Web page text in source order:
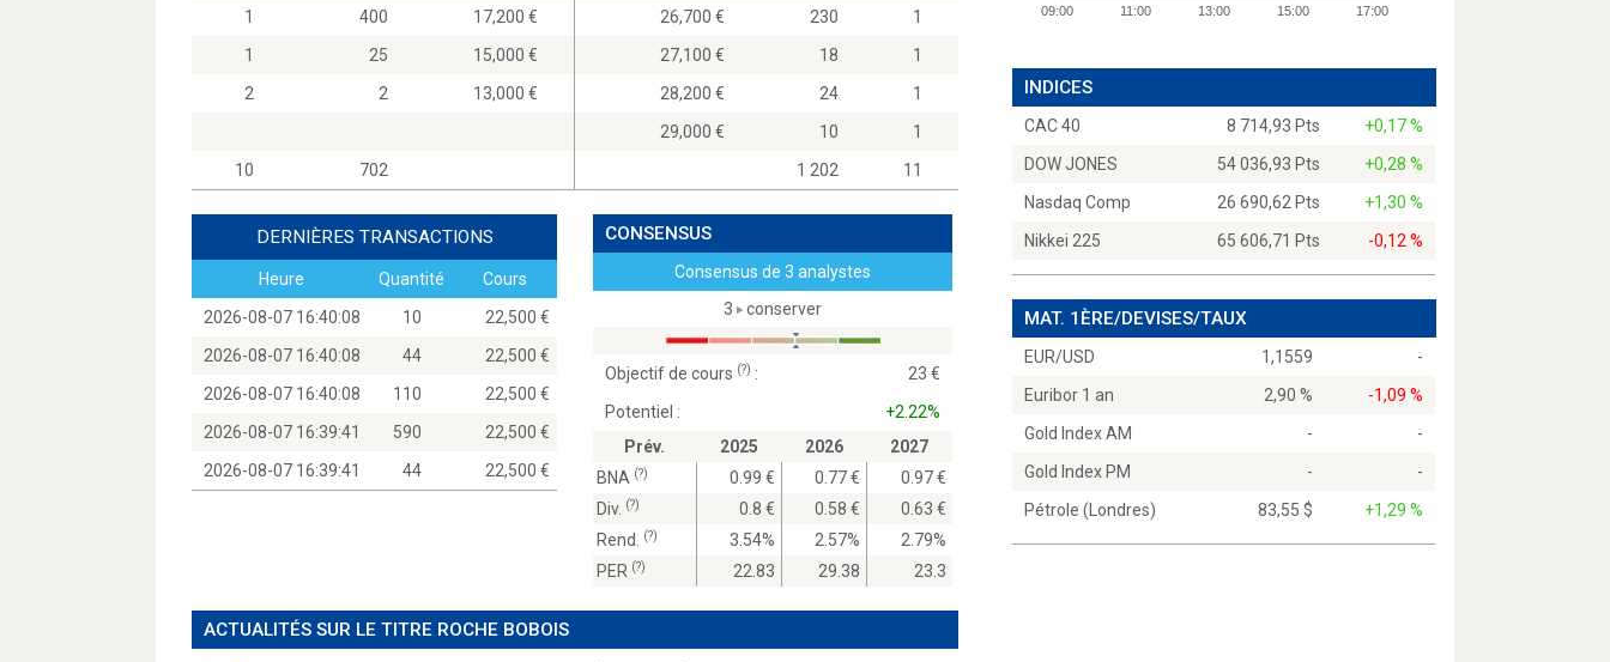
1
400
17,200
1
25
15,000
2
2 13,000
10 702
26,700
230
1
27,100
18
1
28,200
24
1
29,000
10
1
1 202
11
DERNIÈRES TRANSACTIONS
Heure Quantité
Cours
2026-08-07 16:40:08
10
22,500
2026-08-07 16:40:08
44
22,500
2026-08-07 16:40:08
110
22,500
2026-08-07 16:39:41
590
22,500
2026-08-07 16:39:41
44 22,500
CONSENSUS
Consensus de 3 analystes
3 conserver
Objectif de cours (?) :
23
Potentiel :
+2.22%
Prév.
2025 2026
2027
BNA (?) 0.99 0.77
0.97
Div. (?) 0.8 0.58
0.63
Rend.
(?) 3.54% 2.57%
2.79%
PER (?) 22.83 29.38 23.3
ACTUALITÉS SUR LE TITRE ROCHE BOBOIS
09:00 11:00 13:00 15:00 17:00
INDICES
CAC 40 8 714,93 Pts
+0,17 %
DOW JONES
54 036,93 Pts
+0,28 %
Nasdaq Comp
26 690,62 Pts
+1,30 %
Nikkei 225
65 606,71 Pts -0,12 %
MAT. 1ÈRE/DEVISES/TAUX
EUR/USD 1,1559
-
Euribor 1 an
2,90 %
-1,09 %
Gold Index AM
-
-
Gold Index PM
-
-
Pétrole (Londres)
83,55 $ +1,29 %